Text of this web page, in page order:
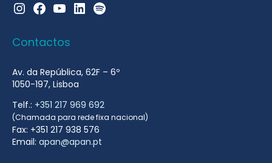
Instagram
FacebookYouTubeLinkedInSpotify
Contactos
Av. da República, 62F – 6º
1050-197, Lisboa
Telf.: +351 217 969 692
(Chamada para rede fixa nacional)
Fax: +351 217 938 576
Email: apan@apan.pt